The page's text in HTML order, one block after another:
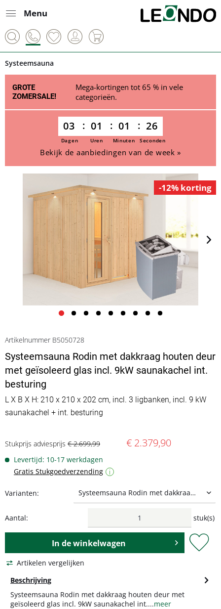
Menu
Systeemsauna
GROTE
ZOMERSALE!
Mega-kortingen tot 65 % in vele
categorieën.
03 01 01 26
Dagen Uren Minuten Seconden
Bekijk de aanbiedingen van de week »
-12% korting
Artikelnummer B5050728
Systeemsauna Rodin met dakkraag houten deur
met geïsoleerd glas incl. 9kW saunakachel int.
besturing
L X B X H: 210 x 210 x 202 cm, incl. 3 ligbanken, incl. 9 kW
saunakachel + int. besturing
Stukprijs adviesprijs € 2.699,99 € 2.379,90
Levertijd: 10-17 werkdagen
Gratis Stukgoedverzending
i
Varianten:
Aantal: stuk(s)
In dewinkelwagen
Artikelen vergelijken
Beschrijving
Systeemsauna Rodin met dakkraag houten deur met
geïsoleerd glas incl. 9kW saunakachel int....meer